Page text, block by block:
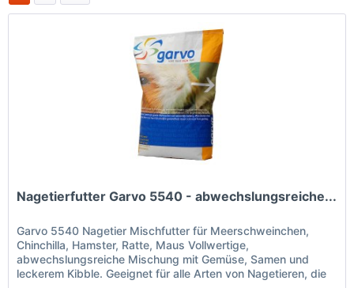
Nagetierfutter Garvo 5540 - abwechslungsreiche...
Garvo 5540 Nagetier Mischfutter für Meerschweinchen,
Chinchilla, Hamster, Ratte, Maus Vollwertige,
abwechslungsreiche Mischung mit Gemüse, Samen und
leckerem Kibble. Geeignet für alle Arten von Nagetieren, die